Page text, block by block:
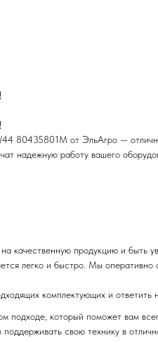
80435801M от ЭльАгро —
надежную работу вашего
качественную продукцию и быть
легко и быстро. Мы
комплектующих и ответить
подходе, который поможет вам
свою технику в